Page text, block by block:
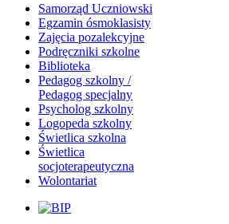
Samorząd Uczniowski
Egzamin ósmoklasisty
Zajęcia pozalekcyjne
Podręczniki szkolne
Biblioteka
Pedagog szkolny /
Pedagog specjalny
Psycholog szkolny
Logopeda szkolny
Świetlica szkolna
Świetlica
socjoterapeutyczna
Wolontariat